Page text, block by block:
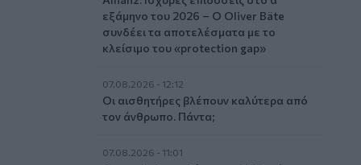
εξάμηνο του 2026 – Ο Oliver Bäte
συνδέει τα αποτελέσματα με το
κλείσιμο του «protection gap»
07.08.2026 - 12:12
Οι αισθητήρες βλέπουν καλύτερα από
τον άνθρωπο. Πάντα;
07.08.2026 - 11:01